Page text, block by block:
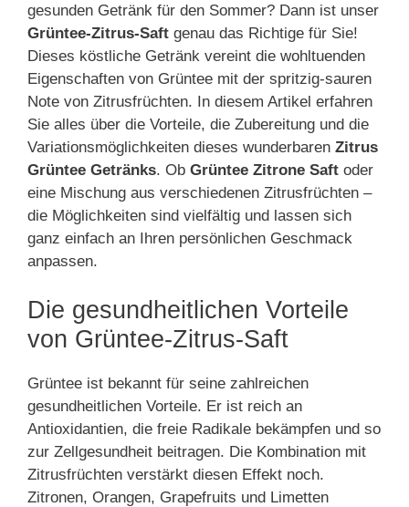
gesunden Getränk für den Sommer? Dann ist unser
Grüntee-Zitrus-Saft genau das Richtige für Sie!
Dieses köstliche Getränk vereint die wohltuenden
Eigenschaften von Grüntee mit der spritzig-sauren
Note von Zitrusfrüchten. In diesem Artikel erfahren
Sie alles über die Vorteile, die Zubereitung und die
Variationsmöglichkeiten dieses wunderbaren Zitrus
Grüntee Getränks. Ob Grüntee Zitrone Saft oder
eine Mischung aus verschiedenen Zitrusfrüchten –
die Möglichkeiten sind vielfältig und lassen sich
ganz einfach an Ihren persönlichen Geschmack
anpassen.
Die gesundheitlichen Vorteile
von Grüntee-Zitrus-Saft
Grüntee ist bekannt für seine zahlreichen
gesundheitlichen Vorteile. Er ist reich an
Antioxidantien, die freie Radikale bekämpfen und so
zur Zellgesundheit beitragen. Die Kombination mit
Zitrusfrüchten verstärkt diesen Effekt noch.
Zitronen, Orangen, Grapefruits und Limetten